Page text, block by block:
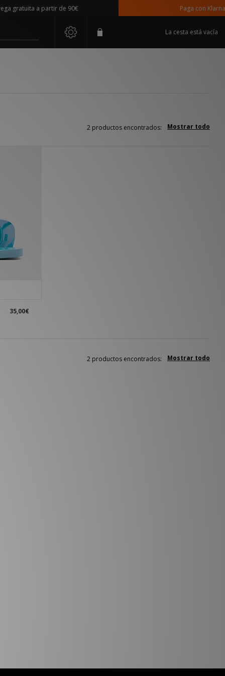
gratuita a partir de 90€ Paga con Klarna
La cesta está vacía
Mostrar todo
2 productos encontrados:
35,00€
Mostrar todo
2 productos encontrados: